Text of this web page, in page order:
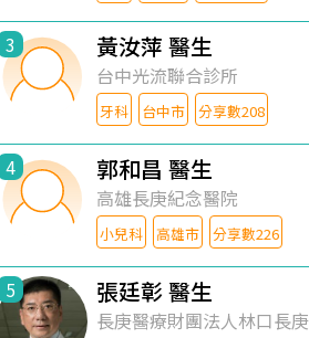
3 黃汝萍 醫生
台中光流聯合診所
牙科 台中市 分享數208
4 郭和昌 醫生
高雄長庚紀念醫院
小兒科 高雄市 分享數226
5 張廷彰 醫生
長庚醫療財團法人林口長